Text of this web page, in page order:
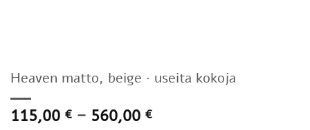
Heaven matto, beige · useita kokoja
115,00 € – 560,00 €Hintaluokka: